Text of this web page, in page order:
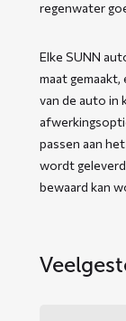
regenwater
Elke SUNN
maat
van de auto in
passen aan
wordt
bewaard kan